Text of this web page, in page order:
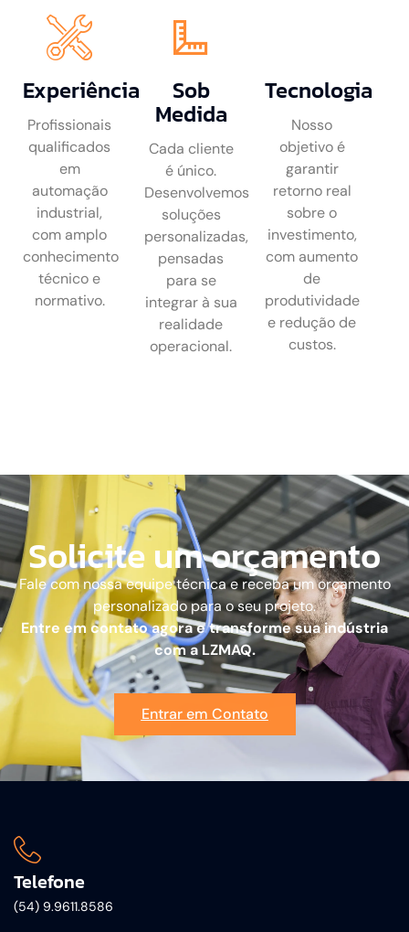
Experiência
Profissionais
qualificados
em
automação
industrial,
com amplo
conhecimento
técnico e
normativo.
Sob
Medida
Cada cliente
é único.
Desenvolvemos
soluções
personalizadas,
pensadas
para se
integrar à sua
realidade
operacional.
Tecnologia
Nosso
objetivo é
garantir
retorno real
sobre o
investimento,
com aumento
de
produtividade
e redução de
custos.
Solicite um orçamento
Fale com nossa equipe técnica e receba um orçamento
personalizado para o seu projeto.
Entre em contato agora e transforme sua indústria
com a LZMAQ.
Entrar em Contato
Telefone
(54) 9.9611.8586